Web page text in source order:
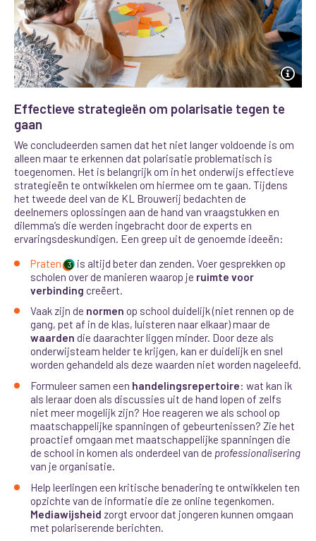
Effectieve strategieën om polarisatie tegen te
gaan
We concludeerden samen dat het niet langer voldoende is om
alleen maar te erkennen dat polarisatie problematisch is
toegenomen. Het is belangrijk om in het onderwijs effectieve
strategieën te ontwikkelen om hiermee om te gaan. Tijdens
het tweede deel van de KL Brouwerij bedachten de
deelnemers oplossingen aan de hand van vraagstukken en
dilemma’s die werden ingebracht door de experts en
ervaringsdeskundigen. Een greep uit de genoemde ideeën:
Praten
3
is altijd beter dan zenden. Voer gesprekken op
scholen over de manieren waarop je ruimte voor
verbinding creëert.
Vaak zijn de normen op school duidelijk (niet rennen op de
gang, pet af in de klas, luisteren naar elkaar) maar de
waarden die daarachter liggen minder. Door deze als
onderwijsteam helder te krijgen, kan er duidelijk en snel
worden gehandeld als deze waarden niet worden nageleefd.
Formuleer samen een handelingsrepertoire: wat kan ik
als leraar doen als discussies uit de hand lopen of zelfs
niet meer mogelijk zijn? Hoe reageren we als school op
maatschappelijke spanningen of gebeurtenissen? Zie het
proactief omgaan met maatschappelijke spanningen die
de school in komen als onderdeel van de professionalisering
van je organisatie.
Help leerlingen een kritische benadering te ontwikkelen ten
opzichte van de informatie die ze online tegenkomen.
Mediawijsheid zorgt ervoor dat jongeren kunnen omgaan
met polariserende berichten.